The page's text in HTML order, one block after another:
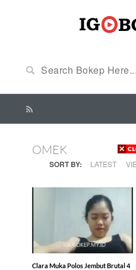
OMEK
SORT BY: LATEST
Clara Muka Polos Jembut Brutal 4